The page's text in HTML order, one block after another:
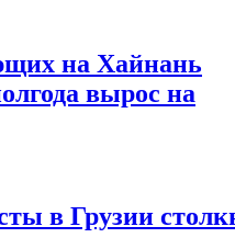
на Хайнань
вырос на
в Грузии